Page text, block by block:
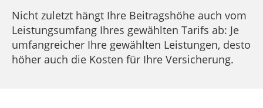
Nicht zuletzt hängt Ihre Beitragshöhe auch vom
Leistungsumfang Ihres gewählten Tarifs ab: Je
umfangreicher Ihre gewählten Leistungen, desto
höher auch die Kosten für Ihre Versicherung.